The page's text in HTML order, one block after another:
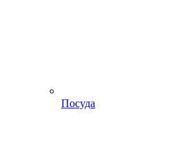
Посуда